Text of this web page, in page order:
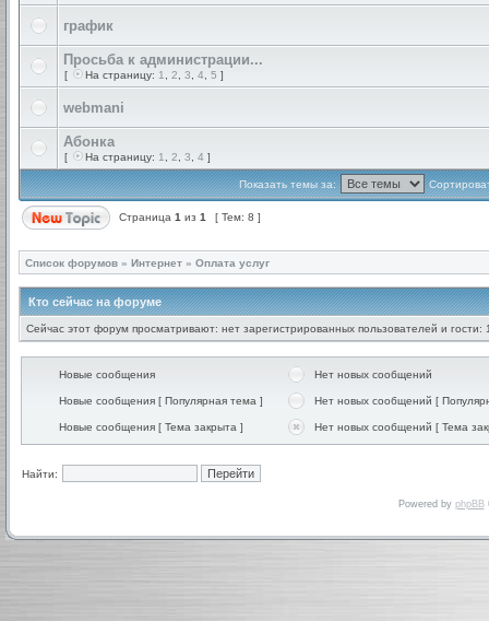
график
Просьба к администрации...
[ На страницу: 1 2 3 4 5 ]
webmani
Абонка
[ На страницу: 1 2 3 4 ]
Показать темы за:
Страница 1 из 1 [ Тем: 8 ]
Список форумов » Интернет » Оплата услуг
Кто сейчас на форуме
Сейчас этот форум просматривают: нет зарегистрированных пользователей и гости:
Новые сообщения Нет новых сообщений
Новые сообщения [ Популярная тема ] Нет новых сообщений [
Новые сообщения [ Тема закрыта ] Нет новых сообщений [ Тема
Найти:
Powered by phpBB